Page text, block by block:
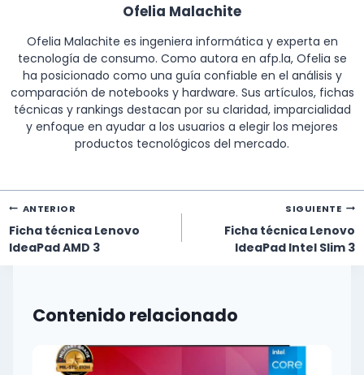
Ofelia Malachite
Ofelia Malachite es ingeniera informática y experta en
tecnología de consumo. Como autora en afp.la, Ofelia se
ha posicionado como una guía confiable en el análisis y
comparación de notebooks y hardware. Sus artículos, fichas
técnicas y rankings destacan por su claridad, imparcialidad
y enfoque en ayudar a los usuarios a elegir los mejores
productos tecnológicos del mercado.
Navegación
de
entradas
ANTERIOR
Ficha técnica Lenovo
IdeaPad AMD 3
SIGUIENTE
Ficha técnica Lenovo
IdeaPad Intel Slim 3
Contenido relacionado